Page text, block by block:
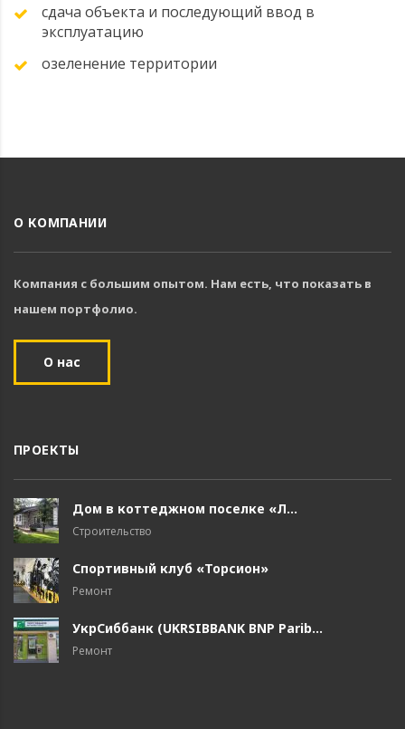
сдача объекта и последующий ввод в
эксплуатацию
озеленение территории
О КОМПАНИИ
Компания с большим опытом. Нам есть, что показать в
нашем портфолио.
О нас
ПРОЕКТЫ
Дом в коттеджном поселке «Л...
Строительство
Спортивный клуб «Торсион»
Ремонт
УкрСиббанк (UKRSIBBANK BNP Parib...
Ремонт